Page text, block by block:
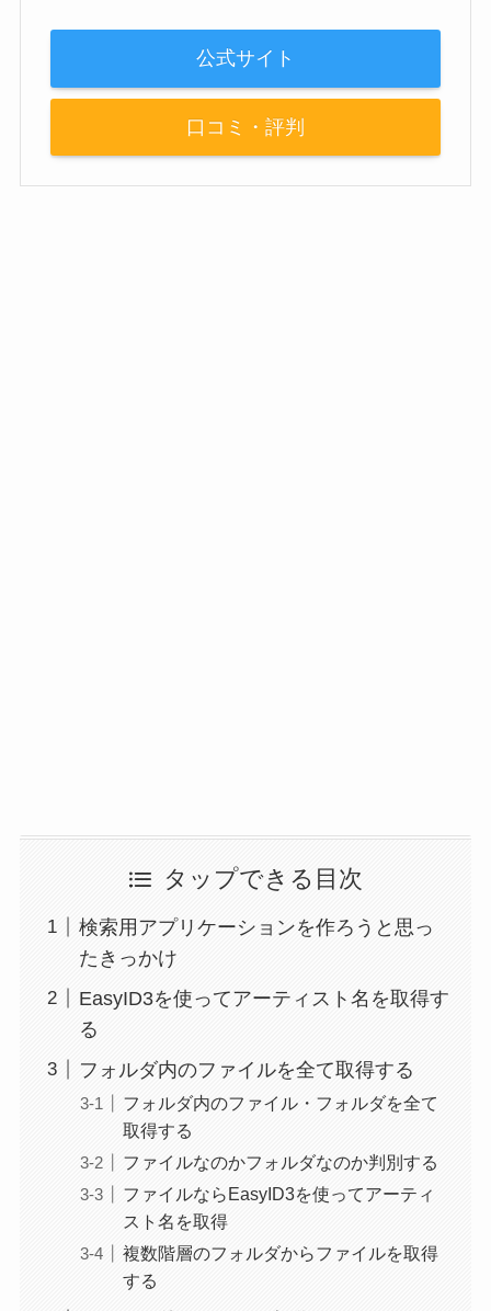
公式サイト
口コミ・評判
タップできる目次
検索用アプリケーションを作ろうと思っ
たきっかけ
EasyID3を使ってアーティスト名を取得す
る
フォルダ内のファイルを全て取得する
フォルダ内のファイル・フォルダを全て
取得する
ファイルなのかフォルダなのか判別する
ファイルならEasyID3を使ってアーティ
スト名を取得
複数階層のフォルダからファイルを取得
する